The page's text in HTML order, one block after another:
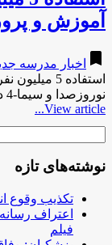
آموزش و
bookmark اخبار مدرسه
استفاده 5
نوروزصدا و سیما-4 دقیقه پیش استفاده 5 میلیون نفر …
View article...
نوشته‌های تازه
تکذیب وقوع
اعتراف
فیلم